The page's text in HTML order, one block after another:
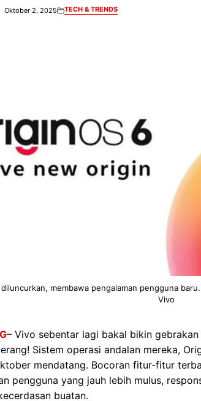
Oktober 2, 2025 TECH & TRENDS
membawa pengalaman pengguna
Vivo
– Vivo sebentar lagi bakal bikin
Sistem operasi andalan mereka,
mendatang. Bocoran fitur-fitur
pengguna yang jauh lebih mulus,
buatan.
Kakkoii All You Can Eat Bandung
menghadirkan ...
Sambut 2026, Kakkoii
Bandung Hadirkan Pesta All
You Can Eat Mulai Rp